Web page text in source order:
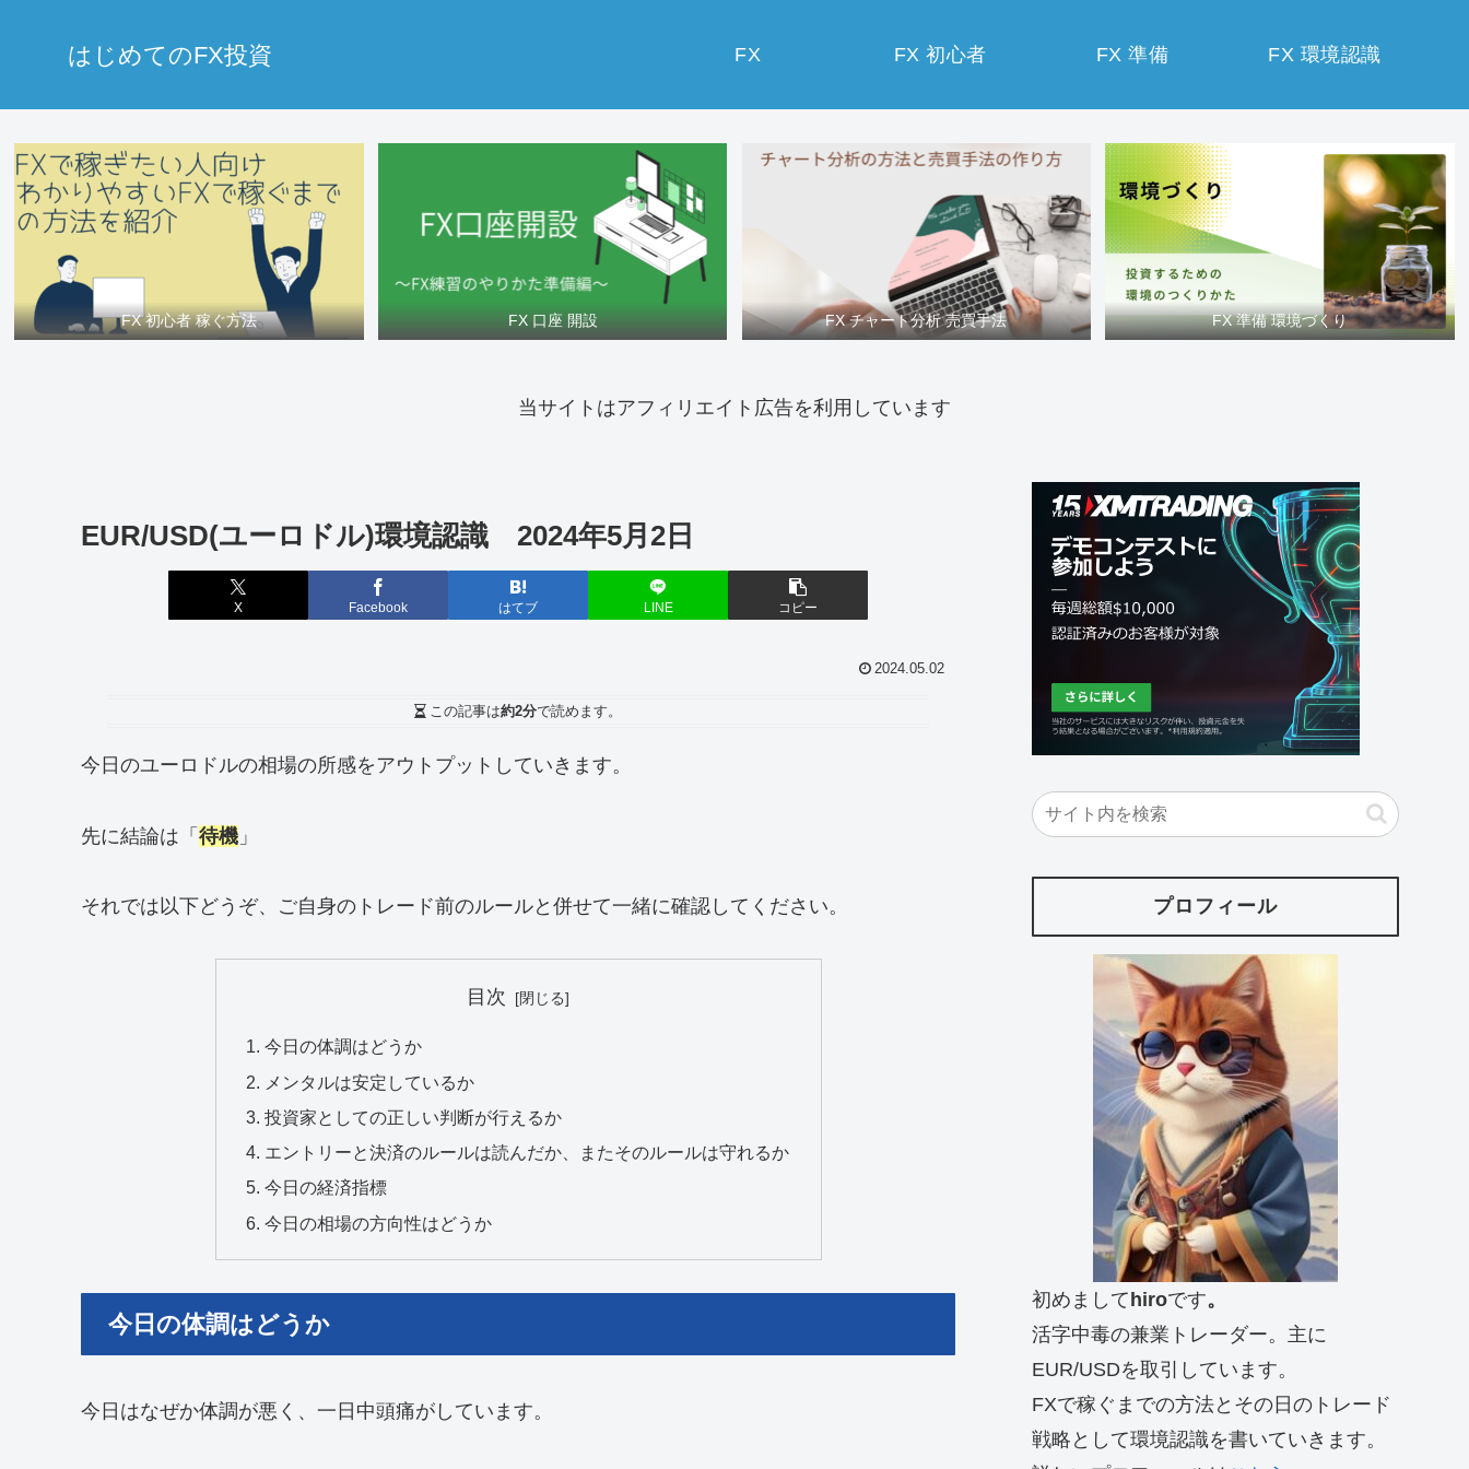
はじめてのFX投資 FX FX 初心者 FX 準備 FX 環境認識
FX 初心者 稼ぐ方法 FX 口座 開設 FX チャート分析 売買手法 FX 準備 環境づくり
当サイトはアフィリエイト広告を利用しています
EUR/USD(ユーロドル)環境認識 2024年5月2日
X Facebook はてブ LINE コピー
2024.05.02
この記事は約2分で読めます。
今日のユーロドルの相場の所感をアウトプットしていきます。
先に結論は「 待機 」
それでは以下どうぞ、ご自身のトレード前のルールと併せて一緒に確認してください。
目次
今日の体調はどうか
メンタルは安定しているか
投資家としての正しい判断が行えるか
エントリーと決済のルールは読んだか、またそのルールは守れるか
今日の経済指標
今日の相場の方向性はどうか
今日の体調はどうか
今日はなぜか体調が悪く、一日中頭痛がしています。
プロフィール
初めましてhiroです。
活字中毒の兼業トレーダー。主に
EUR/USDを取引しています。
FXで稼ぐまでの方法とその日のトレード
戦略として環境認識を書いていきます。